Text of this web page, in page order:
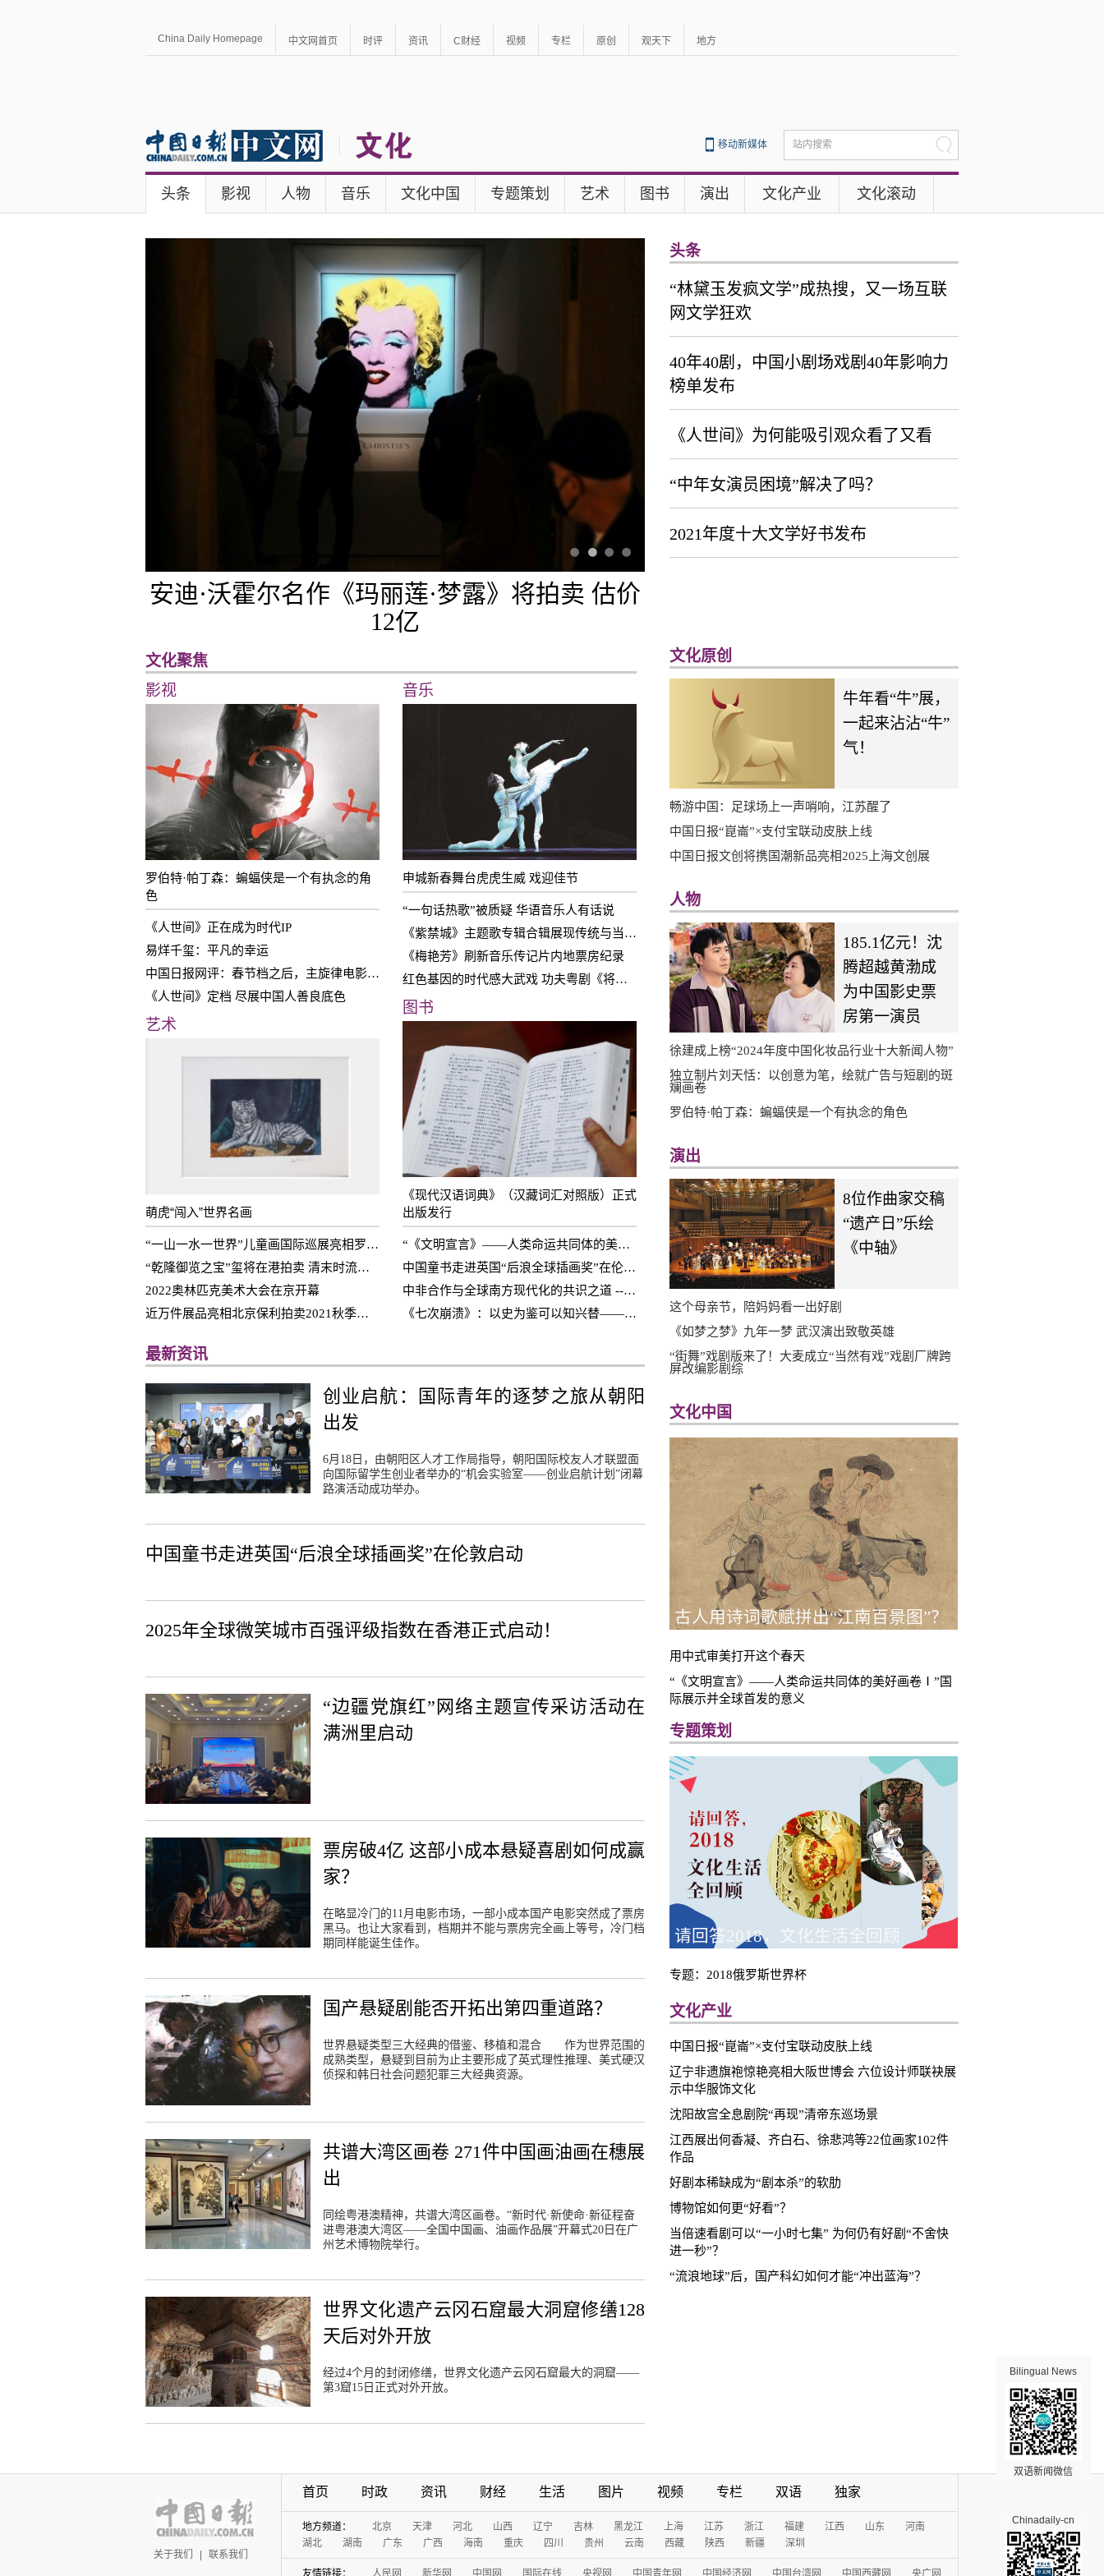
China Daily Homepage 中文网首页 时评 资讯 C财经 视频 专栏 原创 观天下 地方
移动新媒体 站内搜索
头条 影视 人物 音乐 文化中国 专题策划 艺术 图书 演出 文化产业 文化滚动
安迪·沃霍尔名作《玛丽莲·梦露》将拍卖 估价
12亿
文化聚焦
影视
罗伯特·帕丁森：蝙蝠侠是一个有执念的角
色
《人世间》正在成为时代IP
易烊千玺：平凡的幸运
中国日报网评：春节档之后，主旋律电影将持续领跑电影市场
《人世间》定档 尽展中国人善良底色
艺术
萌虎“闯入”世界名画
“一山一水一世界”儿童画国际巡展亮相罗马联合国粮农组织总部
“乾隆御览之宝”玺将在港拍卖 清末时流落欧洲
2022奥林匹克美术大会在京开幕
近万件展品亮相北京保利拍卖2021秋季艺术品拍卖会
音乐
申城新春舞台虎虎生威 戏迎佳节
“一句话热歌”被质疑 华语音乐人有话说
《紫禁城》主题歌专辑合辑展现传统与当代融合之魅
《梅艳芳》刷新音乐传记片内地票房纪录
红色基因的时代感大武戏 功夫粤剧《将军令》震撼公演
图书
《现代汉语词典》（汉藏词汇对照版）正式
出版发行
“《文明宣言》——人类命运共同体的美好画卷Ⅰ”国际展示并全球首发的意义
中国童书走进英国“后浪全球插画奖”在伦敦启动
中非合作与全球南方现代化的共识之道 -- 评《全球南方背景下中非共建现代化的理念与实践：中非达累斯萨拉姆共识解读》
《七次崩溃》：以史为鉴可以知兴替——全球化常常从危机中走来
最新资讯
创业启航：国际青年的逐梦之旅从朝阳
出发
6月18日，由朝阳区人才工作局指导，朝阳国际校友人才联盟面
向国际留学生创业者举办的“机会实验室——创业启航计划”闭幕
路演活动成功举办。
中国童书走进英国“后浪全球插画奖”在伦敦启动
2025年全球微笑城市百强评级指数在香港正式启动！
“边疆党旗红”网络主题宣传采访活动在
满洲里启动
票房破4亿 这部小成本悬疑喜剧如何成赢
家？
在略显冷门的11月电影市场，一部小成本国产电影突然成了票房
黑马。也让大家看到，档期并不能与票房完全画上等号，冷门档
期同样能诞生佳作。
国产悬疑剧能否开拓出第四重道路？
世界悬疑类型三大经典的借鉴、移植和混合 作为世界范围的
成熟类型，悬疑到目前为止主要形成了英式理性推理、美式硬汉
侦探和韩日社会问题犯罪三大经典资源。
共谱大湾区画卷 271件中国画油画在穗展
出
同绘粤港澳精神，共谱大湾区画卷。“新时代·新使命·新征程奋
进粤港澳大湾区——全国中国画、油画作品展”开幕式20日在广
州艺术博物院举行。
世界文化遗产云冈石窟最大洞窟修缮128
天后对外开放
经过4个月的封闭修缮，世界文化遗产云冈石窟最大的洞窟——
第3窟15日正式对外开放。
头条
“林黛玉发疯文学”成热搜，又一场互联
网文学狂欢
40年40剧，中国小剧场戏剧40年影响力
榜单发布
《人世间》为何能吸引观众看了又看
“中年女演员困境”解决了吗？
2021年度十大文学好书发布
文化原创
牛年看“牛”展，
一起来沾沾“牛”
气！
畅游中国：足球场上一声哨响，江苏醒了
中国日报“崑崙”×支付宝联动皮肤上线
中国日报文创将携国潮新品亮相2025上海文创展
人物
185.1亿元！沈
腾超越黄渤成
为中国影史票
房第一演员
徐建成上榜“2024年度中国化妆品行业十大新闻人物”
独立制片刘天恬：以创意为笔，绘就广告与短剧的斑
斓画卷
罗伯特·帕丁森：蝙蝠侠是一个有执念的角色
演出
8位作曲家交稿
“遗产日”乐绘
《中轴》
这个母亲节，陪妈妈看一出好剧
《如梦之梦》九年一梦 武汉演出致敬英雄
“街舞”戏剧版来了！大麦成立“当然有戏”戏剧厂牌跨
屏改编影剧综
文化中国
古人用诗词歌赋拼出“江南百景图”？
用中式审美打开这个春天
“《文明宣言》——人类命运共同体的美好画卷Ⅰ”国
际展示并全球首发的意义
专题策划
请回答2018，文化生活全回顾
专题：2018俄罗斯世界杯
文化产业
中国日报“崑崙”×支付宝联动皮肤上线
辽宁非遗旗袍惊艳亮相大阪世博会 六位设计师联袂展
示中华服饰文化
沈阳故宫全息剧院“再现”清帝东巡场景
江西展出何香凝、齐白石、徐悲鸿等22位画家102件
作品
好剧本稀缺成为“剧本杀”的软肋
博物馆如何更“好看”？
当倍速看剧可以“一小时七集” 为何仍有好剧“不舍快
进一秒”？
“流浪地球”后，国产科幻如何才能“冲出蓝海”？
关于我们 联系我们
首页 时政 资讯 财经 生活 图片 视频 专栏 双语 独家
地方频道： 北京 天津 河北 山西 辽宁 吉林 黑龙江 上海 江苏 浙江 福建 江西 山东
河南
湖北
湖南 广东 广西 海南 重庆 四川 贵州 云南 西藏 陕西 新疆 深圳
友情链接： 人民网 新华网 中国网 国际在线 央视网 中国青年网 中国经济网 中国台湾网 中国西藏网 央广网
Bilingual News
双语新闻微信
Chinadaily-cn